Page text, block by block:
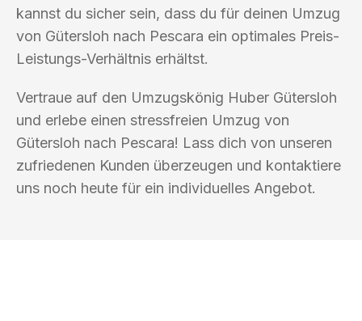
kannst du sicher sein, dass du für deinen Umzug
von Gütersloh nach Pescara ein optimales Preis-
Leistungs-Verhältnis erhältst.
Vertraue auf den Umzugskönig Huber Gütersloh
und erlebe einen stressfreien Umzug von
Gütersloh nach Pescara! Lass dich von unseren
zufriedenen Kunden überzeugen und kontaktiere
uns noch heute für ein individuelles Angebot.